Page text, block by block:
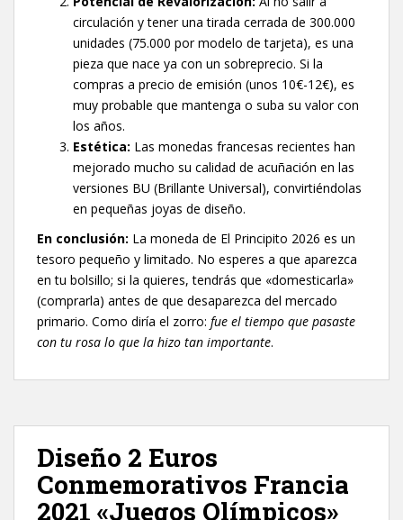
circulación y tener una tirada cerrada de 300.000
unidades (75.000 por modelo de tarjeta), es una
pieza que nace ya con un sobreprecio. Si la
compras a precio de emisión (unos 10€-12€), es
muy probable que mantenga o suba su valor con
los años.
Estética: Las monedas francesas recientes han
mejorado mucho su calidad de acuñación en las
versiones BU (Brillante Universal), convirtiéndolas
en pequeñas joyas de diseño.
En conclusión: La moneda de El Principito 2026 es un
tesoro pequeño y limitado. No esperes a que aparezca
en tu bolsillo; si la quieres, tendrás que «domesticarla»
(comprarla) antes de que desaparezca del mercado
primario. Como diría el zorro: fue el tiempo que pasaste
con tu rosa lo que la hizo tan importante.
Diseño 2 Euros
Conmemorativos Francia
2021 «Juegos Olímpicos»